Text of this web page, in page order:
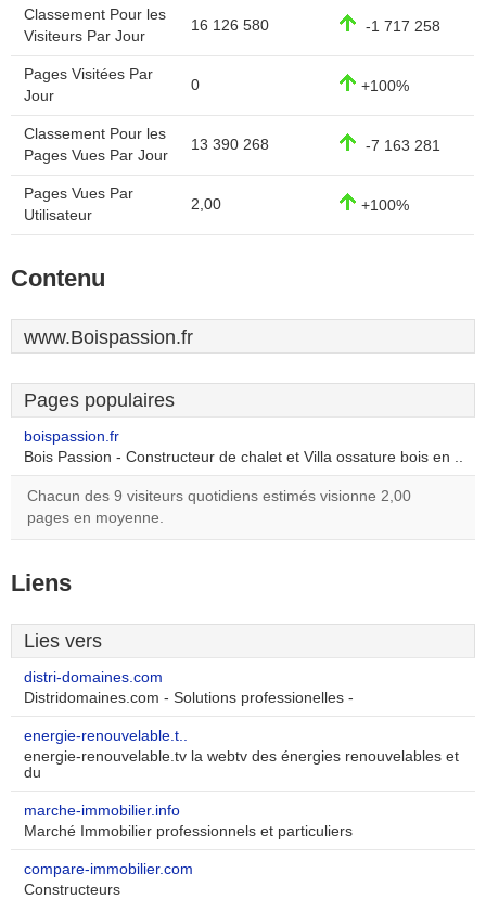
Classement Pour les
Visiteurs Par Jour
16 126 580 -1 717 258
Pages Visitées Par
Jour
0 +100%
Classement Pour les
Pages Vues Par Jour
13 390 268 -7 163 281
Pages Vues Par
Utilisateur
2,00 +100%
Contenu
www.Boispassion.fr
Pages populaires
boispassion.fr
Bois Passion - Constructeur de chalet et Villa ossature bois en ..
Chacun des 9 visiteurs quotidiens estimés visionne 2,00
pages en moyenne.
Liens
Lies vers
distri-domaines.com
Distridomaines.com - Solutions professionelles -
energie-renouvelable.t..
energie-renouvelable.tv la webtv des énergies renouvelables et
du
marche-immobilier.info
Marché Immobilier professionnels et particuliers
compare-immobilier.com
Constructeurs